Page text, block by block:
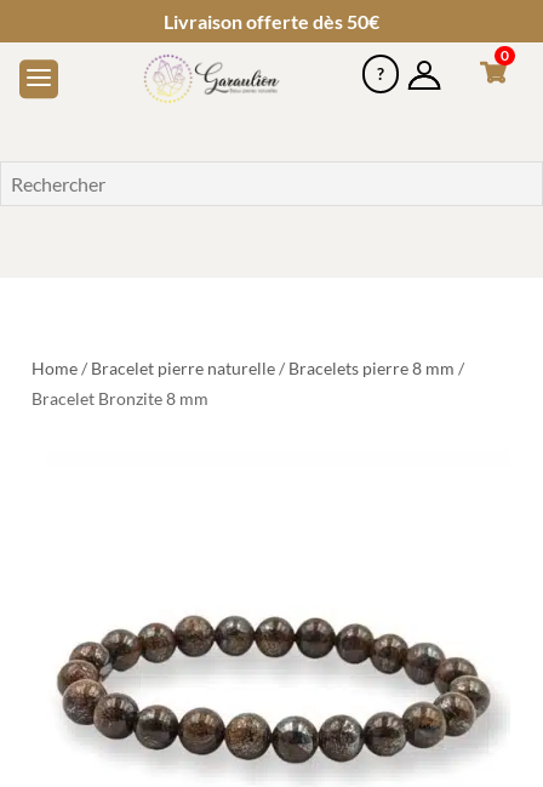
Livraison offerte dès 50€
0
Home/ Bracelet pierre naturelle/ Bracelets pierre 8 mm /
Bracelet Bronzite 8 mm